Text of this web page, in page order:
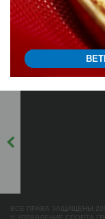
ВСЕ ПРАВА ЗАЩИЩЕНЫ
© УПРАВЛЕНИЕ СПОРТА